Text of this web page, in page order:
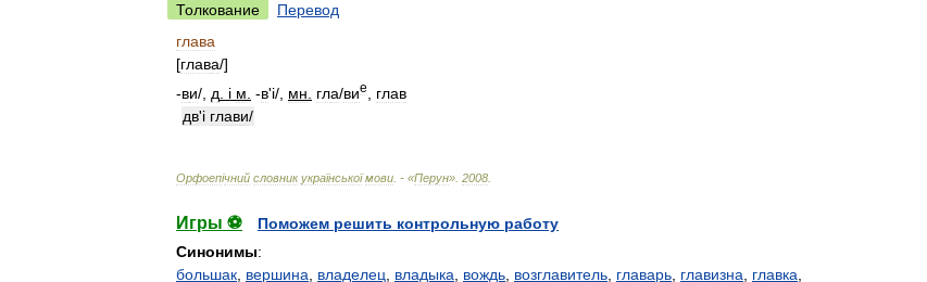
Толкование
Перевод
глава
[глава/]
-ви/ д . і м -в'і/ мн гла/вие
глав
дв'і глави/
Орфоепічний словник української мови . - «Перун» 2008
Игры ⚽
Поможем решить контрольную работу
Синонимы:
большак вершина владелец владыка вождь возглавитель главарь главизна главка